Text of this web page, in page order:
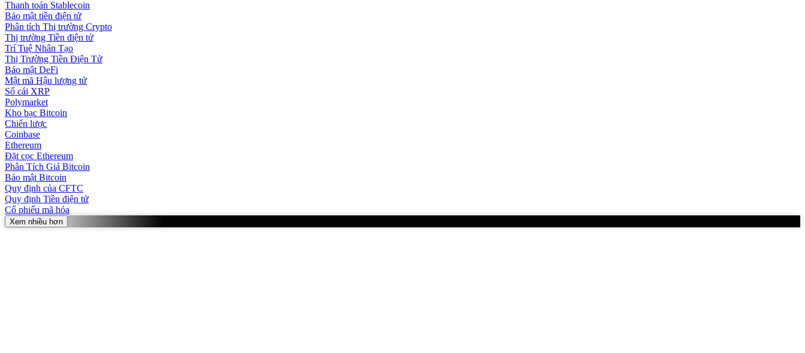
Thanh toán Stablecoin
Bảo mật tiền điện tử
Phân tích Thị trường Crypto
Thị trường Tiền điện tử
Trí Tuệ Nhân Tạo
Thị Trường Tiền Điện Tử
Bảo mật DeFi
Mật mã Hậu lượng tử
Sổ cái XRP
Polymarket
Kho bạc Bitcoin
Chiến lược
Coinbase
Ethereum
Đặt cọc Ethereum
Phân Tích Giá Bitcoin
Bảo mật Bitcoin
Quy định của CFTC
Quy định Tiền điện tử
Cổ phiếu mã hóa
Xem nhiều hơn